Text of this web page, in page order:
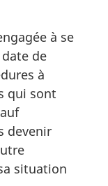
à se
de
à
qui sont
devenir
situation